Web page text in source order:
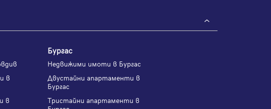
в
в
Бургас
Недвижими имоти в Бургас
Двустайни апартаменти в
Бургас
Тристайни апартаменти в